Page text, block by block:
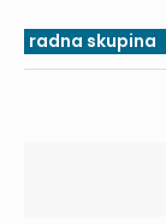
radna skupina